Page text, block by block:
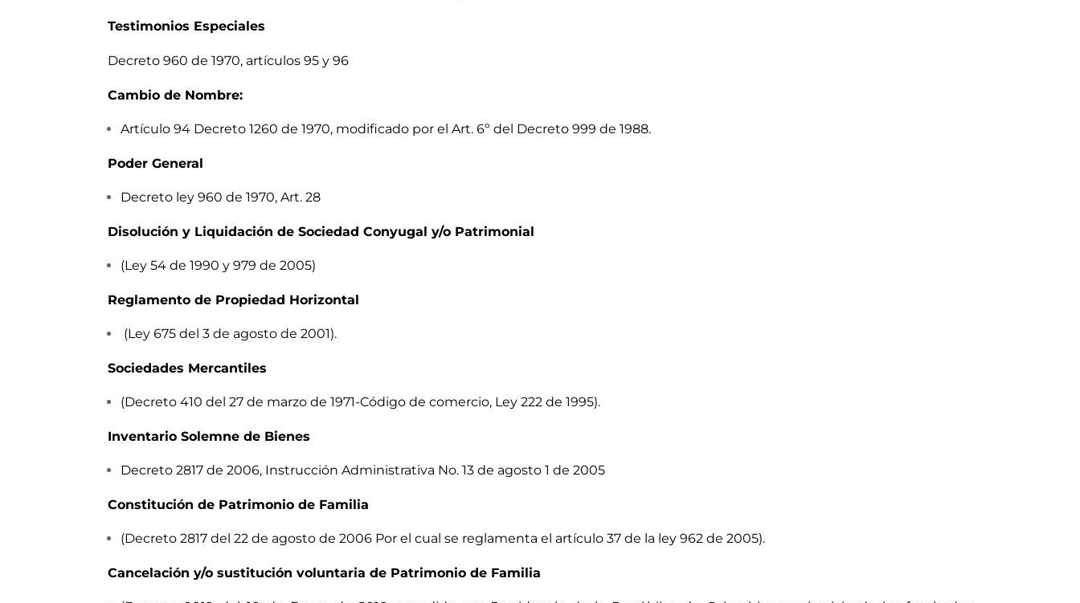
Testimonios Especiales
Decreto 960 de 1970, artículos 95 y 96
Cambio de Nombre:
Artículo 94 Decreto 1260 de 1970, modificado por el Art. 6º del Decreto 999 de 1988.
Poder General
Decreto ley 960 de 1970, Art. 28
Disolución y Liquidación de Sociedad Conyugal y/o Patrimonial
(Ley 54 de 1990 y 979 de 2005)
Reglamento de Propiedad Horizontal
(Ley 675 del 3 de agosto de 2001).
Sociedades Mercantiles
(Decreto 410 del 27 de marzo de 1971-Código de comercio, Ley 222 de 1995).
Inventario Solemne de Bienes
Decreto 2817 de 2006, Instrucción Administrativa No. 13 de agosto 1 de 2005
Constitución de Patrimonio de Familia
(Decreto 2817 del 22 de agosto de 2006 Por el cual se reglamenta el artículo 37 de la ley 962 de 2005).
Cancelación y/o sustitución voluntaria de Patrimonio de Familia